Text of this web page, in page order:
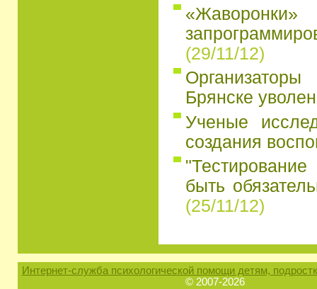
(29/11/12)
Брянске
Ученые
создания
быть
(25/11/12)
Интернет-служба психологической помощи детям,
© 2007-2026